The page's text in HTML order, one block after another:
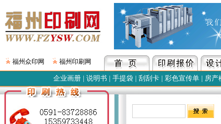
福州众印网 福州印刷网
企业画册| 说明书 手提袋| 刮刮卡| 彩色宣传单| 房产